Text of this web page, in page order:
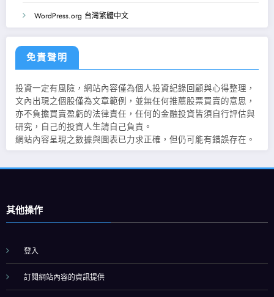
WordPress.org 台灣繁體中文
免責聲明
投資一定有風險，網站內容僅為個人投資紀錄回顧與心得整理，
文內出現之個股僅為文章範例，並無任何推薦股票買賣的意思，
亦不負擔買賣盈虧的法律責任，任何的金融投資皆須自行評估與
研究，自己的投資人生請自己負責。
網站內容呈現之數據與圖表已力求正確，但仍可能有錯誤存在。
其他操作
登入
訂閱網站內容的資訊提供